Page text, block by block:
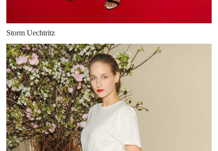
Storm Uechtritz